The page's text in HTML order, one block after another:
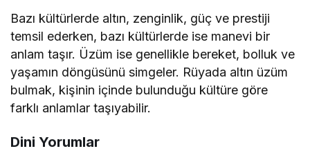
Bazı kültürlerde altın, zenginlik, güç ve prestiji
temsil ederken, bazı kültürlerde ise manevi bir
anlam taşır. Üzüm ise genellikle bereket, bolluk ve
yaşamın döngüsünü simgeler. Rüyada altın üzüm
bulmak, kişinin içinde bulunduğu kültüre göre
farklı anlamlar taşıyabilir.
Dini Yorumlar